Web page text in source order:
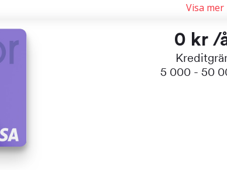
Visa mer
0 kr /
5 000 - 50